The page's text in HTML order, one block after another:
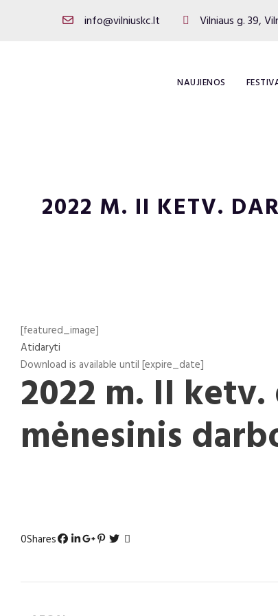
info@vilniuskc.lt Vilniaus g. 39,
NAUJIENOS
2022 M. II KETV.
[featured_image]
Atidaryti
Download is available until [expire_date]
2022 m. II
mėnesinis
0Shares